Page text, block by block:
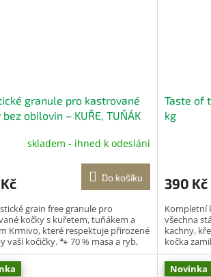
granule pro kastrované
bez obilovin – KUŘE, TUŇÁK
skladem - ihned k odeslání
Do košíku
grain free granule pro
kočky s kuřetem, tuňákem a
Krmivo, které respektuje přirozené
vaší kočičky. 🐾 70 % masa a ryb,
kuře,...
Taste of
kg
390 Kč
Kompletní
všechna
kachny,
kočka
taurin pro...
Novinka